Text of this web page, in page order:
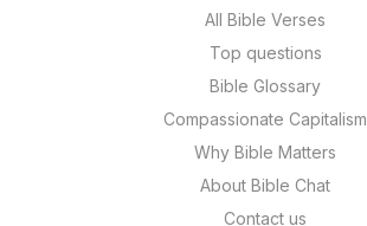
All Bible Verses
Top questions
Bible Glossary
Compassionate Capitalism
Why Bible Matters
About Bible Chat
Contact us